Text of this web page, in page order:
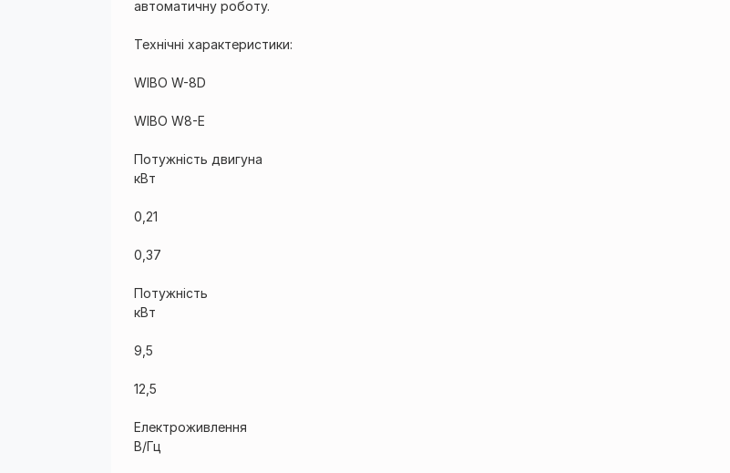
автоматичну роботу.
Технічні характеристики:
WIBO W-8D
WIBO W8-E
Потужність двигуна
кВт
0,21
0,37
Потужність
кВт
9,5
12,5
Електроживлення
В/Гц